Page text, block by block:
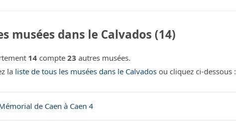
musées dans le Calvados (14)
14 compte 23 autres musées.
la liste de tous les musées dans le Calvados ou cliquez ci-dessous :
de Caen à Caen 4